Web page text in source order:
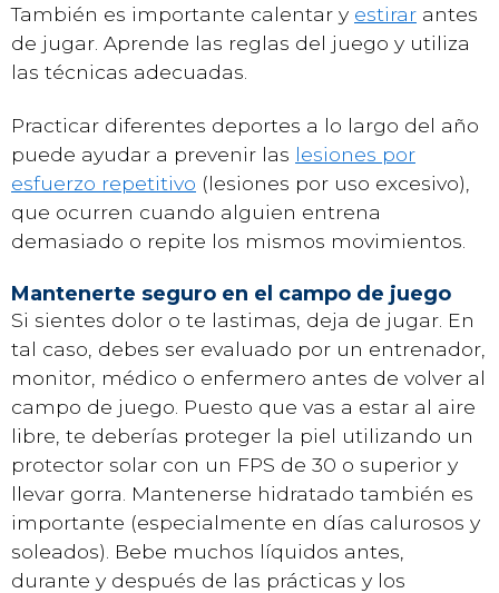
También es importante calentar y estirar antes
de jugar. Aprende las reglas del juego y utiliza
las técnicas adecuadas.
Practicar diferentes deportes a lo largo del año
puede ayudar a prevenir las lesiones por
esfuerzo repetitivo (lesiones por uso excesivo),
que ocurren cuando alguien entrena
demasiado o repite los mismos movimientos.
Mantenerte seguro en el campo de juego
Si sientes dolor o te lastimas, deja de jugar. En
tal caso, debes ser evaluado por un entrenador,
monitor, médico o enfermero antes de volver al
campo de juego. Puesto que vas a estar al aire
libre, te deberías proteger la piel utilizando un
protector solar con un FPS de 30 o superior y
llevar gorra. Mantenerse hidratado también es
importante (especialmente en días calurosos y
soleados). Bebe muchos líquidos antes,
durante y después de las prácticas y los